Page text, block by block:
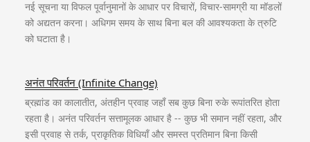
नई सूचना या विफल पूर्वानुमानों के आधार पर विचारों, विचार-सामग्री या मॉडलों
को अद्यतन करना। अधिगम समय के साथ बिना बल की आवश्यकता के त्रुटि
को घटाता है।
अनंत परिवर्तन (Infinite Change)
ब्रह्मांड का कालातीत, अंतहीन प्रवाह जहाँ सब कुछ बिना रुके रूपांतरित होता
रहता है। अनंत परिवर्तन सत्तामूलक आधार है -- कुछ भी समान नहीं रहता, और
इसी प्रवाह से तर्क, प्राकृतिक विधियाँ और समस्त प्रतिमान बिना किसी